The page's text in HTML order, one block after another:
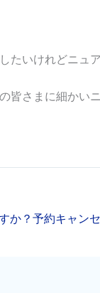
たいけれどニュ
皆さまに細かい